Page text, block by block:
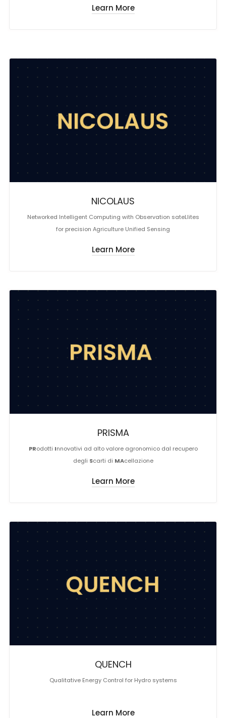
Learn More
NICOLAUS
Networked Intelligent Computing with Observation sateLlites
for precision Agriculture Unified Sensing
Learn More
PRISMA
PRodotti Innovativi ad alto valore agronomico dal recupero
degli Scarti di MAcellazione
Learn More
QUENCH
Qualitative Energy Control for Hydro systems
Learn More